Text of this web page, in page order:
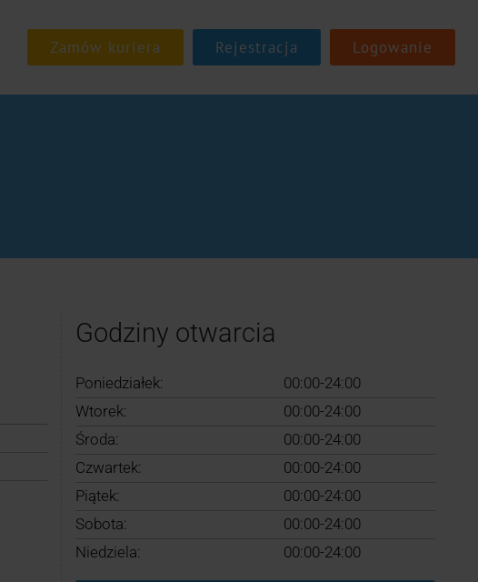
Rejestracja Logowanie
Godziny otwarcia
Poniedziałek:
00:00-24:00
Wtorek:
00:00-24:00
Środa:
00:00-24:00
Czwartek:
00:00-24:00
Piątek:
00:00-24:00
Sobota:
00:00-24:00
Niedziela:
00:00-24:00